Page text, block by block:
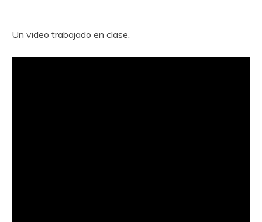
Un video trabajado en clase.